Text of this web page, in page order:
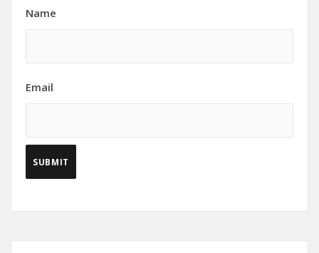
Name
Email